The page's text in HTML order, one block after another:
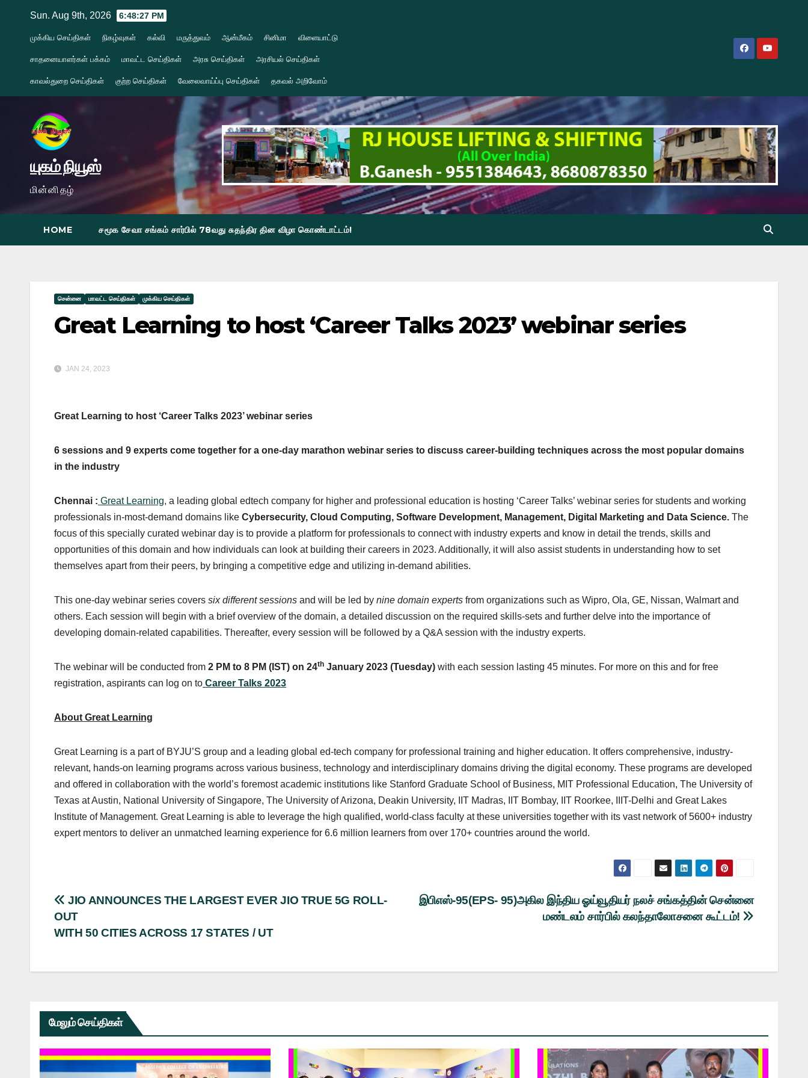
content
Sun. Aug 9th, 2026 6:48:28 PM
முக்கிய செய்திகள் நிகழ்வுகள் கல்வி மருத்துவம் ஆன்மீகம் சினிமா விளையாட்டு
சாதனையாளர்கள் பக்கம் மாவட்ட செய்திகள் அரசு செய்திகள் அரசியல் செய்திகள்
காவல்துறை செய்திகள் குற்ற செய்திகள் வேலைவாய்ப்பு செய்திகள் தகவல் அறிவோம்
யுகம் நியூஸ்
மின்னிதழ்
HOME சமூக சேவா சங்கம் சார்பில் 78வது சுதந்திர தின விழா கொண்டாட்டம்!
சென்னை மாவட்ட செய்திகள் முக்கிய செய்திகள்
Great Learning to host ‘Career Talks 2023’ webinar series
JAN 24, 2023
Great Learning to host ‘Career Talks 2023’ webinar series
6 sessions and 9 experts come together for a one-day marathon webinar series to discuss career-building techniques across the most popular domains
in the industry
Chennai : Great Learning, a leading global edtech company for higher and professional education is hosting ‘Career Talks’ webinar series for students and working
professionals in-most-demand domains like Cybersecurity, Cloud Computing, Software Development, Management, Digital Marketing and Data Science. The
focus of this specially curated webinar day is to provide a platform for professionals to connect with industry experts and know in detail the trends, skills and
opportunities of this domain and how individuals can look at building their careers in 2023. Additionally, it will also assist students in understanding how to set
themselves apart from their peers, by bringing a competitive edge and utilizing in-demand abilities.
This one-day webinar series covers six different sessions and will be led by nine domain experts from organizations such as Wipro, Ola, GE, Nissan, Walmart and
others. Each session will begin with a brief overview of the domain, a detailed discussion on the required skills-sets and further delve into the importance of
developing domain-related capabilities. Thereafter, every session will be followed by a Q&A session with the industry experts.
The webinar will be conducted from 2 PM to 8 PM (IST) on 24th January 2023 (Tuesday) with each session lasting 45 minutes. For more on this and for free
registration, aspirants can log on to Career Talks 2023
About Great Learning
Great Learning is a part of BYJU’S group and a leading global ed-tech company for professional training and higher education. It offers comprehensive, industry-
relevant, hands-on learning programs across various business, technology and interdisciplinary domains driving the digital economy. These programs are developed
and offered in collaboration with the world’s foremost academic institutions like Stanford Graduate School of Business, MIT Professional Education, The University of
Texas at Austin, National University of Singapore, The University of Arizona, Deakin University, IIT Madras, IIT Bombay, IIT Roorkee, IIIT-Delhi and Great Lakes
Institute of Management. Great Learning is able to leverage the high qualified, world-class faculty at these universities together with its vast network of 5600+ industry
expert mentors to deliver an unmatched learning experience for 6.6 million learners from over 170+ countries around the world.
Post
navigation
இபிஎஸ்-95(EPS- 95)அகில இந்திய ஓய்வூதியர் நலச் சங்கத்தின் சென்னை
மண்டலம் சார்பில் கலந்தாலோசனை கூட்டம்!
JIO ANNOUNCES THE LARGEST EVER JIO TRUE 5G ROLL-
OUT
WITH 50 CITIES ACROSS 17 STATES / UT
மேலும் செய்திகள்